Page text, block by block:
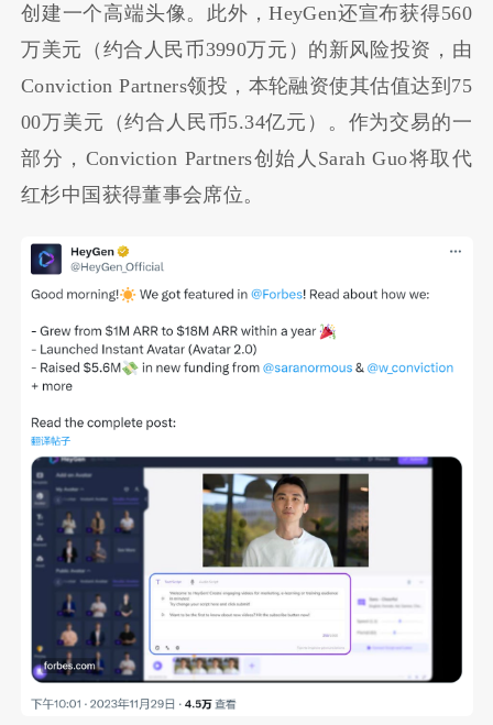
创建一个高端头像。此外，HeyGen还宣布获得560
万美元（约合人民币3990万元）的新风险投资，由
Conviction Partners领投，本轮融资使其估值达到75
00万美元（约合人民币5.34亿元）。作为交易的一
部分，Conviction Partners创始人Sarah Guo将取代
红杉中国获得董事会席位。